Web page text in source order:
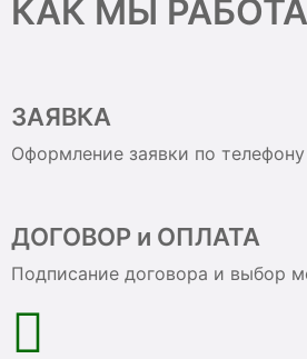
КАК МЫ
ЗАЯВКА
Оформление заявки по
ДОГОВОР и ОПЛАТА
Подписание договора и выбор